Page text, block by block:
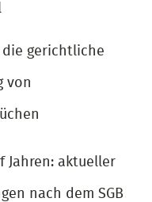
gerichtliche
von
Jahren: aktueller
nach dem SGB